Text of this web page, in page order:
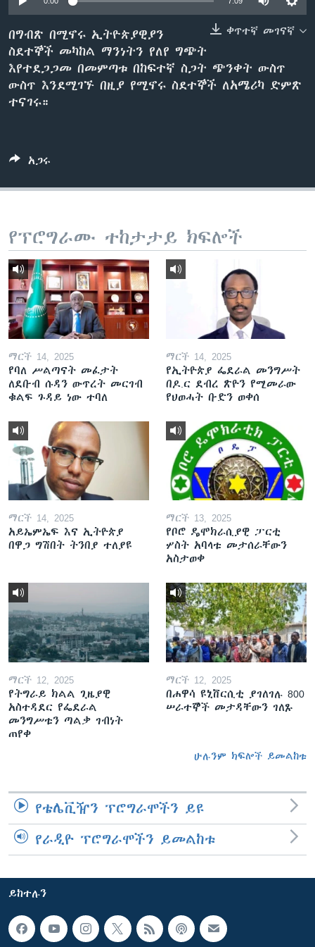
ቋንቋዎች
ቀጥተኛ መገናኛ
በግብጽ በሚኖሩ ኢትዮጵያዊያን
ስደተኞች መካከል ማንነትን የለየ ግጭት
እየተደጋጋመ በመምጣቱ በከፍተኛ ስጋት ጭንቀት ውስጥ
ውስጥ እንደሚገኙ በዚያ የሚኖሩ ስደተኞች ለአሜሪካ ድምጽ
ተናገሩ።
አጋሩ
የፕሮግራሙ ተከታታይ ክፍሎች
ማርች 14, 2025
የባለ ሥልጣናት መፈታት
ለደቡብ ሱዳን ውጥረት መርገብ
ቁልፍ ጉዳይ ነው ተባለ
ማርች 14, 2025
የኢትዮጵያ ፌደራል መንግሥት
በዶ.ር ደብረ ጽዮን የሚመራው
የህወሓት ቡድን ወቀሰ
ማርች 14, 2025
አይኤምኤፍ እና ኢትዮጵያ
በዋጋ ግሽበት ትንበያ ተለያዩ
ማርች 13, 2025
የቦሮ ዴሞክራሲያዊ ፓርቲ
ሦስት አባላቱ መታሰራቸውን
አስታወቀ
ማርች 12, 2025
የትግራይ ክልል ጊዜያዊ
አስተዳደር የፌደራል
መንግሥቱን ጣልቃ ገብነት
ጠየቀ
ማርች 12, 2025
በሐዋሳ ዩኒቨርሲቲ ያገለገሉ 800
ሠራተኞች መታዳቸውን ገለጹ
ሁሉንም ክፍሎች ይመልከቱ
የቴሌቪዥን ፕሮግራሞችን ይዩ
የራዲዮ ፕሮግራሞችን ይመልከቱ
ይከተሉን